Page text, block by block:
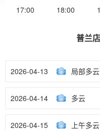
17:00 18:00
普兰
2026-04-13 局部多云
2026-04-14 多云
2026-04-15 上午多